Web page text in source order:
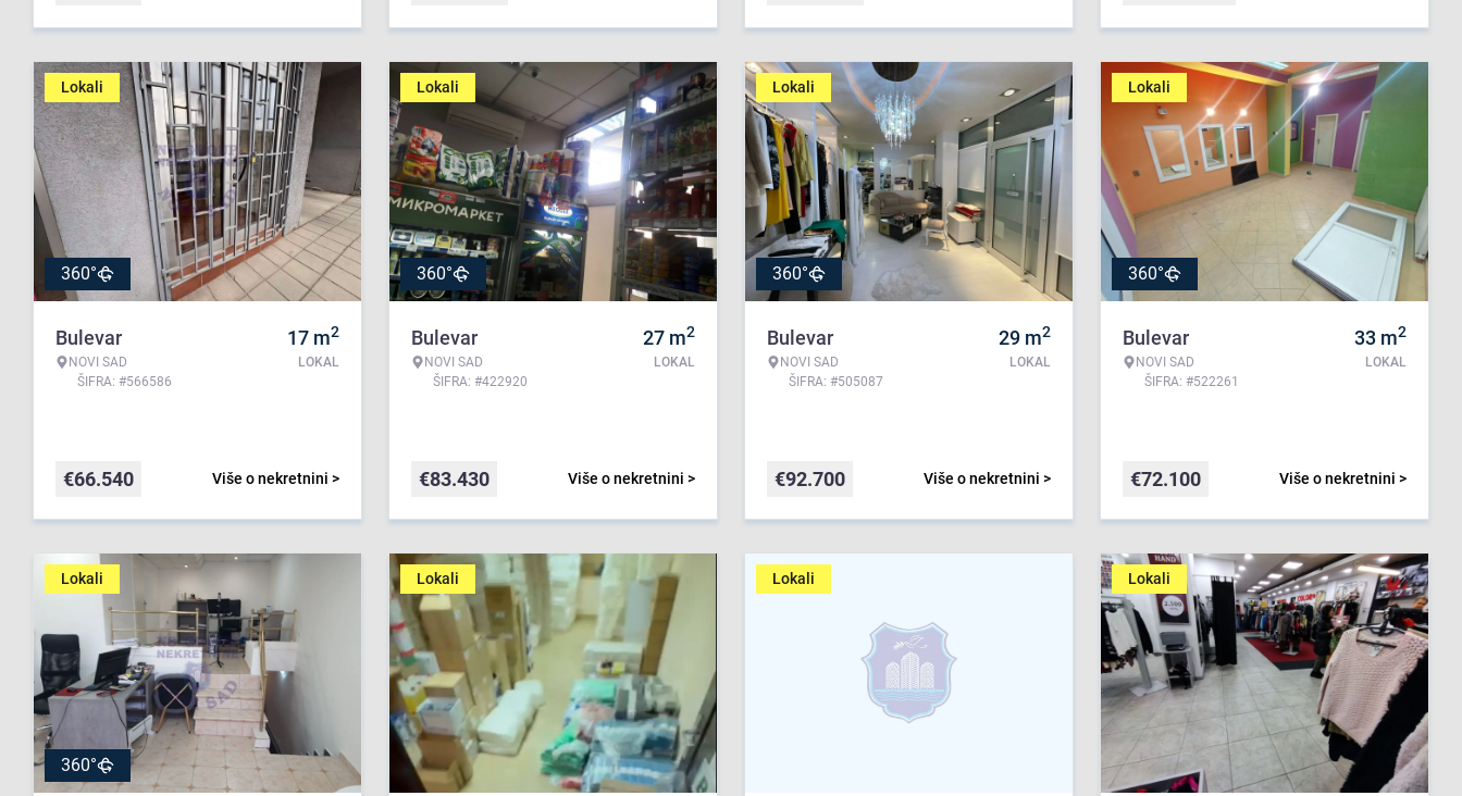
Lokali
360°
Bulevar
NOVI SAD
ŠIFRA: #566586
17 m2
LOKAL
Više o nekretnini >
€66.540
Lokali
360°
Bulevar
NOVI SAD
ŠIFRA: #422920
27 m2
LOKAL
Više o nekretnini >
€83.430
Lokali
360°
Bulevar
NOVI SAD
ŠIFRA: #505087
29 m2
LOKAL
Više o nekretnini >
€92.700
Lokali
360°
Bulevar
NOVI SAD
ŠIFRA: #522261
33 m2
LOKAL
Više o nekretnini >
€72.100
Lokali
360°
Lokali Lokali Lokali